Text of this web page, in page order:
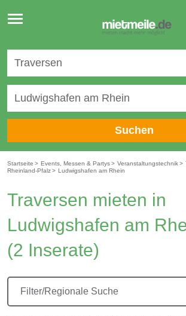
Toggle
navigation
Suchen
Startseite > Events, Messen & Partys> Veranstaltungstechnik>
Rheinland-Pfalz> Ludwigshafen am Rhein
Traversen mieten in
Ludwigshafen am
(2 Inserate)
Filter/Regionale Suche